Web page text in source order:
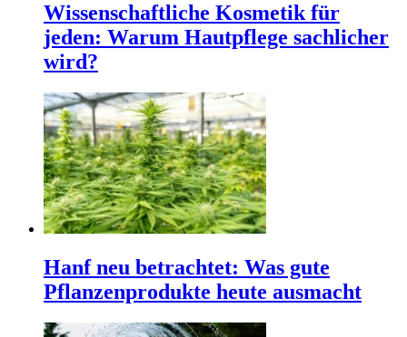
Wissenschaftliche Kosmetik für
jeden: Warum Hautpflege sachlicher
wird?
Hanf neu betrachtet: Was gute
Pflanzenprodukte heute ausmacht